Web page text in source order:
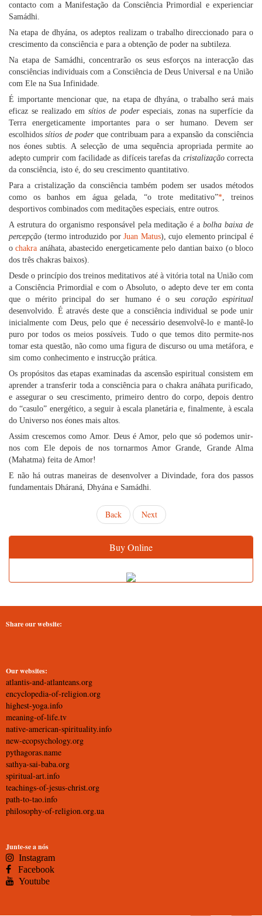
contacto com a Manifestação da Consciência Primordial e experienciar
Samádhi.
Na etapa de dhyána, os adeptos realizam o trabalho direccionado para o
crescimento da consciência e para a obtenção de poder na subtileza.
Na etapa de Samádhi, concentrarão os seus esforços na interacção das
consciências individuais com a Consciência de Deus Universal e na União
com Ele na Sua Infinidade.
É importante mencionar que, na etapa de dhyána, o trabalho será mais
eficaz se realizado emsítios de poderespeciais, zonas na superfície da
Terra energeticamente importantes para o ser humano. Devem ser
escolhidossítios de poderque contribuam para a expansão da consciência
nos éones subtis. A selecção de uma sequência apropriada permite ao
adepto cumprir com facilidade as difíceis tarefas da cristalizaçãocorrecta
da consciência, isto é, do seu crescimento quantitativo.
Para a cristalização da consciência também podem ser usados métodos
como os banhos em água gelada, “o trote meditativo”*, treinos
desportivos combinados com meditações especiais, entre outros.
A estrutura do organismo responsável pela meditação é abolha baixa de
percepção (termo introduzido porJuan Matus), cujo elemento principal é
ochakra anáhata, abastecido energeticamente pelo dantian baixo (o bloco
dos três chakras baixos).
Desde o princípio dos treinos meditativos até à vitória total na União com
a Consciência Primordial e com o Absoluto, o adepto deve ter em conta
que o mérito principal do ser humano é o seu coração espiritual
desenvolvido. É através deste que a consciência individual se pode unir
inicialmente com Deus, pelo que é necessário desenvolvê-lo e mantê-lo
puro por todos os meios possíveis. Tudo o que temos dito permite-nos
tomar esta questão, não como uma figura de discurso ou uma metáfora, e
sim como conhecimento e instrucção prática.
Os propósitos das etapas examinadas da ascensão espiritual consistem em
aprender a transferir toda a consciência para o chakra anáhata purificado,
e assegurar o seu crescimento, primeiro dentro do corpo, depois dentro
do “casulo” energético, a seguir à escala planetária e, finalmente, à escala
do Universo nos éones mais altos.
Assim crescemos como Amor. Deus é Amor, pelo que só podemos unir-
nos com Ele depois de nos tornarmos Amor Grande, Grande Alma
(Mahatma) feita de Amor!
E não há outras maneiras de desenvolver a Divindade, fora dos passos
fundamentais Dháraná, Dhyána e Samádhi.
Back Next
Buy Online
Share our website:
Our websites:
atlantis-and-atlanteans.org
encyclopedia-of-religion.org
highest-yoga.info
meaning-of-life.tv
native-american-spirituality.info
new-ecopsychology.org
pythagoras.name
sathya-sai-baba.org
spiritual-art.info
teachings-of-jesus-christ.org
path-to-tao.info
philosophy-of-religion.org.ua
Junte-se a nós
Instagram
Facebook
Youtube